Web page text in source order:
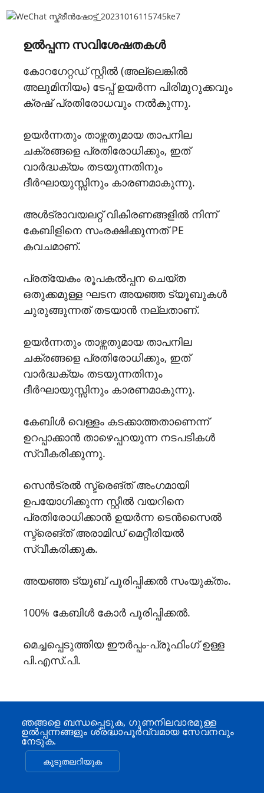
ഉൽപ്പന്ന സവിശേഷതകൾ
കോറഗേറ്റഡ് സ്റ്റീൽ (അല്ലെങ്കിൽ
അലുമിനിയം) ടേപ്പ് ഉയർന്ന പിരിമുറുക്കവും
ക്രഷ് പ്രതിരോധവും നൽകുന്നു.
ഉയർന്നതും താഴ്ന്നതുമായ താപനില
ചക്രങ്ങളെ പ്രതിരോധിക്കും, ഇത്
വാർദ്ധക്യം തടയുന്നതിനും
ദീർഘായുസ്സിനും കാരണമാകുന്നു.
അൾട്രാവയലറ്റ് വികിരണങ്ങളിൽ നിന്ന്
കേബിളിനെ സംരക്ഷിക്കുന്നത് PE
കവചമാണ്.
പ്രത്യേകം രൂപകൽപ്പന ചെയ്ത
ഒതുക്കമുള്ള ഘടന അയഞ്ഞ ട്യൂബുകൾ
ചുരുങ്ങുന്നത് തടയാൻ നല്ലതാണ്.
ഉയർന്നതും താഴ്ന്നതുമായ താപനില
ചക്രങ്ങളെ പ്രതിരോധിക്കും, ഇത്
വാർദ്ധക്യം തടയുന്നതിനും
ദീർഘായുസ്സിനും കാരണമാകുന്നു.
കേബിൾ വെള്ളം കടക്കാത്തതാണെന്ന്
ഉറപ്പാക്കാൻ താഴെപ്പറയുന്ന നടപടികൾ
സ്വീകരിക്കുന്നു.
സെൻട്രൽ സ്ട്രെങ്ത് അംഗമായി
ഉപയോഗിക്കുന്ന സ്റ്റീൽ വയറിനെ
പ്രതിരോധിക്കാൻ ഉയർന്ന ടെൻസൈൽ
സ്ട്രെങ്ത് അരാമിഡ് മെറ്റീരിയൽ
സ്വീകരിക്കുക.
അയഞ്ഞ ട്യൂബ് പൂരിപ്പിക്കൽ സംയുക്തം.
100% കേബിൾ കോർ പൂരിപ്പിക്കൽ.
മെച്ചപ്പെടുത്തിയ ഈർപ്പം-പ്രൂഫിംഗ് ഉള്ള
പി.എസ്.പി.
ഞങ്ങളെ ബന്ധപ്പെടുക, ഗുണനിലവാരമുള്ള
ഉൽപ്പന്നങ്ങളും ശ്രദ്ധാപൂർവ്വമായ സേവനവും
നേടുക.
കൂടുതലറിയുക